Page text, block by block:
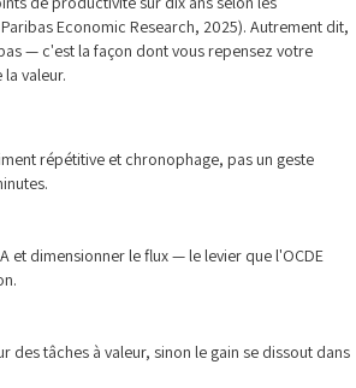
Economic Research, 2025). Autrement dit,
— c'est la façon dont vous repensez votre
valeur.
répétitive et chronophage, pas un geste
et dimensionner le flux — le levier que l'OCDE
des tâches à valeur, sinon le gain se dissout dans